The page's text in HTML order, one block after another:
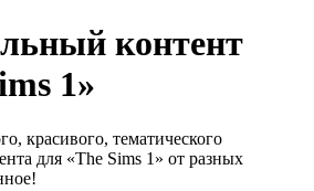
контент
1»
красивого, тематического
для «The Sims 1» от разных